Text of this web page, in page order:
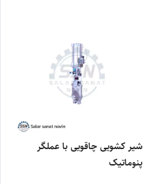
شیر کشویی چاقویی با عملگر
پنوماتیک